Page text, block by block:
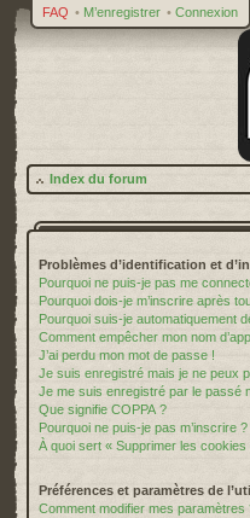
FAQ • M’enregistrer • Connexion
Index du forum
Problèmes d’identification et
Pourquoi ne puis-je pas me
Pourquoi dois-je m’inscrire après
Pourquoi suis-je automatiquement
Comment empêcher mon nom
J’ai perdu mon mot de passe !
Je suis enregistré mais je ne peux
Je me suis enregistré par le passé
Que signifie COPPA ?
Pourquoi ne puis-je pas m’inscrire ?
À quoi sert « Supprimer les cookies
Préférences et paramètres de
Comment modifier mes paramètres